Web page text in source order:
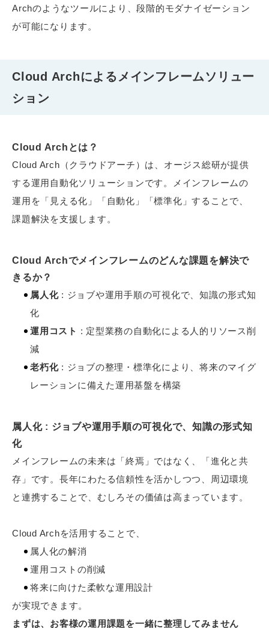
Archのようなツールにより、段階的モダナイゼーション
が可能になります。
Cloud Archによるメインフレームソリュー
ション
Cloud Archとは？
Cloud Arch（クラウドアーチ）は、オージス総研が提供
する運用自動化ソリューションです。メインフレームの
運用を「見える化」「自動化」「標準化」することで、
課題解決を支援します。
Cloud Archでメインフレームのどんな課題を解決で
きるか？
属人化: ジョブや運用手順の可視化で、知識の形式知
化
運用コスト : 定型業務の自動化による人的リソース削
減
老朽化: ジョブの整理・標準化により、将来のマイグ
レーションに備えた運用基盤を構築
属人化 : ジョブや運用手順の可視化で、知識の形式知
化
メインフレームの未来は「終焉」ではなく、「進化と共
存」です。長年にわたる信頼性を活かしつつ、周辺環境
と連携することで、むしろその価値は高まっています。
Cloud Archを活用することで、
属人化の解消
運用コストの削減
将来に向けた柔軟な運用設計
が実現できます。
まずは、お客様の運用課題を一緒に整理してみません